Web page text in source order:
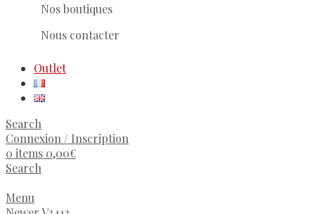
Nos boutiques
Nous contacter
Outlet
Search
Connexion / Inscription
0 items 0,00€
Search
Menu